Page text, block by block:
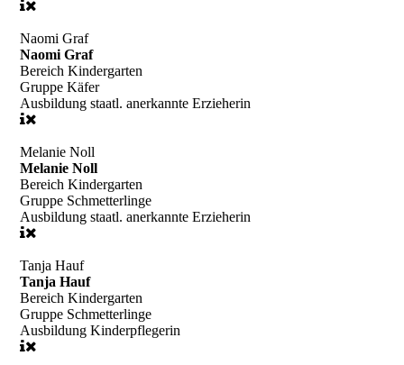
Naomi Graf
Naomi Graf
BereichKindergarten
GruppeKäfer
Ausbildungstaatl. anerkannte Erzieherin
Melanie Noll
Melanie Noll
BereichKindergarten
Gruppe Schmetterlinge
Ausbildungstaatl. anerkannte Erzieherin
Tanja Hauf
Tanja Hauf
BereichKindergarten
Gruppe Schmetterlinge
AusbildungKinderpflegerin